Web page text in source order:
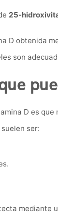
25-
D obtenida
son
D es
ser:
mediante